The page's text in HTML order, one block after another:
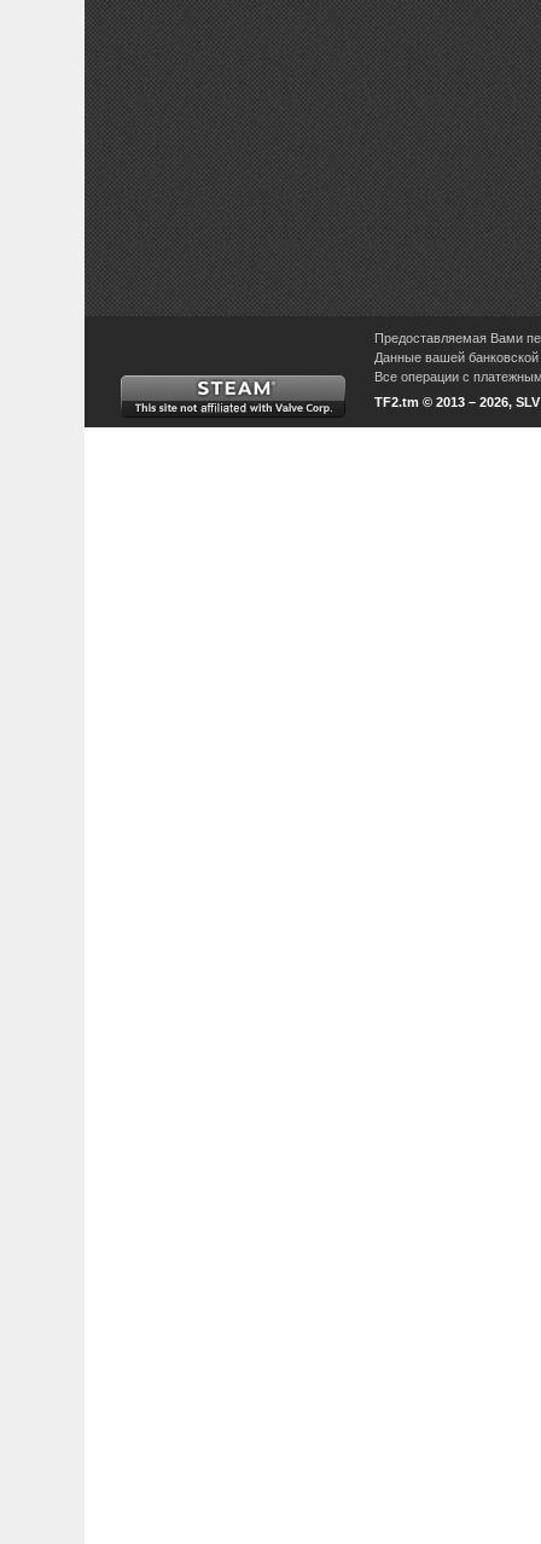
Предоставляемая Вами
Данные вашей
Все операции с
TF2.tm © 2013 – 2026,